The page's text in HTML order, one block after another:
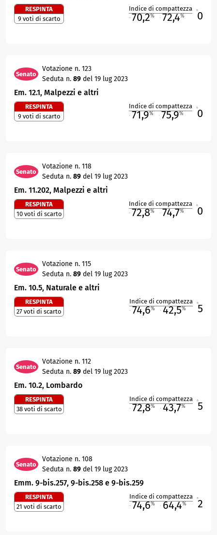
RESPINTA
9 voti di scarto
Indice di compattezza
70,2% 72,4% 0
Senato
Votazione n. 123
Seduta n. 89 del 19 lug 2023
Em. 12.1, Malpezzi e altri
RESPINTA
9 voti di scarto
Indice di compattezza
71,9% 75,9% 0
Senato
Votazione n. 118
Seduta n. 89 del 19 lug 2023
Em. 11.202, Malpezzi e altri
RESPINTA
10 voti di scarto
Indice di compattezza
72,8% 74,7% 0
Senato
Votazione n. 115
Seduta n. 89 del 19 lug 2023
Em. 10.5, Naturale e altri
RESPINTA
27 voti di scarto
Indice di compattezza
74,6% 42,5% 5
Senato
Votazione n. 112
Seduta n. 89 del 19 lug 2023
Em. 10.2, Lombardo
RESPINTA
38 voti di scarto
Indice di compattezza
72,8% 43,7% 5
Senato
Votazione n. 108
Seduta n. 89 del 19 lug 2023
Emm. 9-bis.257, 9-bis.258 e 9-bis.259
RESPINTA
21 voti di scarto
Indice di compattezza
74,6% 64,4% 2